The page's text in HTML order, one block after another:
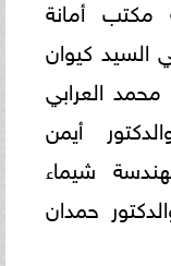
مكتب أمانة
السيد كيوان
محمد العرابي
أيمن
شيماء
حمدان